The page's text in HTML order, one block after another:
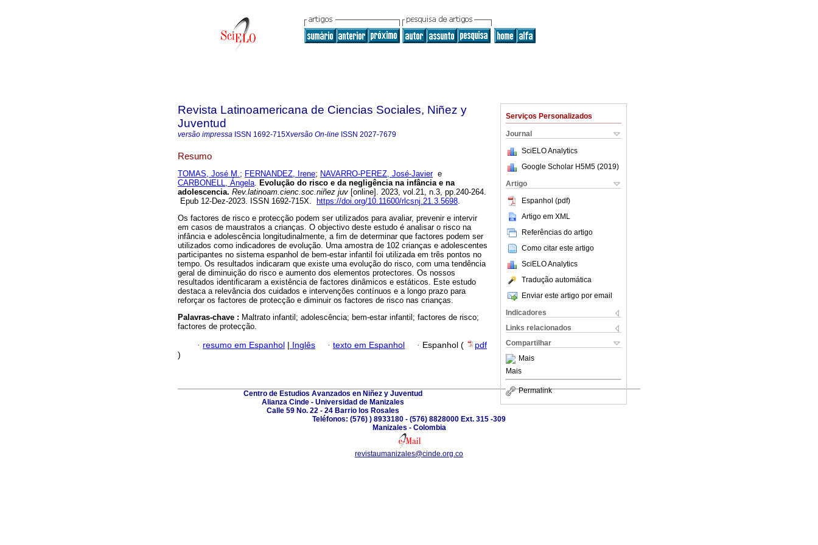
Serviços Personalizados
Journal
SciELO Analytics
Google Scholar H5M5 (2019)
Artigo
Espanhol (pdf)
Artigo em XML
Referências do artigo
Como citar este artigo
SciELO Analytics
Tradução automática
Enviar este artigo por email
Indicadores
Links relacionados
Compartilhar
Mais
Mais
Permalink
Revista Latinoamericana de Ciencias Sociales, Niñez y
Juventud
versão impressa ISSN 1692-715Xversão On-line ISSN 2027-7679
Resumo
TOMAS, José M.; FERNANDEZ, Irene; NAVARRO-PEREZ, José-Javiere
CARBONELL, Ángela. Evolução do risco e da negligência na infância e na
adolescencia. Rev.latinoam.cienc.soc.niñez juv [online]. 2023, vol.21, n.3, pp.240-264.
Epub 12-Dez-2023. ISSN 1692-715X.
https://doi.org/10.11600/rlcsnj.21.3.5698.
Os factores de risco e protecção podem ser utilizados para avaliar, prevenir e intervir
em casos de maustratos a crianças. O objectivo deste estudo é analisar o risco na
infância e adolescência longitudinalmente, a fim de determinar que factores podem ser
utilizados como indicadores de evolução. Uma amostra de 102 crianças e adolescentes
participantes no sistema espanhol de bem-estar infantil foi utilizada em três pontos no
tempo. Os resultados indicaram que existe uma evolução do risco, com uma tendência
geral de diminuição do risco e aumento dos elementos protectores. Os nossos
resultados identificaram a existência de factores dinâmicos e estáticos. Este estudo
destaca a relevância dos cuidados e intervenções contínuos e a longo prazo para
reforçar os factores de protecção e diminuir os factores de risco nas crianças.
Palavras-chave : Maltrato infantil; adolescência; bem-estar infantil; factores de risco;
factores de protecção.
· resumo em Espanhol | Inglês · texto em Espanhol · Espanhol (
pdf
)
Centro de Estudios Avanzados en Niñez y Juventud
Alianza Cinde - Universidad de Manizales
Calle 59 No. 22 - 24 Barrio los Rosales
Teléfonos: (576) ) 8933180 - (576) 8828000 Ext. 315 -309
Manizales - Colombia
revistaumanizales@cinde.org.co